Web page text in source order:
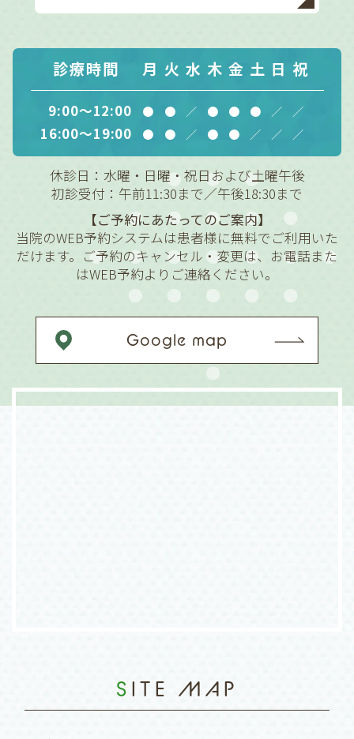
診療時間 月 火 水 木 金 土 日 祝
9:00～12:00 ● ● ／ ● ● ● ／ ／
16:00～19:00 ● ● ／ ● ● ／ ／ ／
休診日：水曜・日曜・祝日および土曜午後
初診受付：午前11:30まで／午後18:30まで
【ご予約にあたってのご案内】
当院のWEB予約システムは患者様に無料でご利用いた
だけます。ご予約のキャンセル・変更は、お電話また
はWEB予約よりご連絡ください。
Google map
SITE MAP